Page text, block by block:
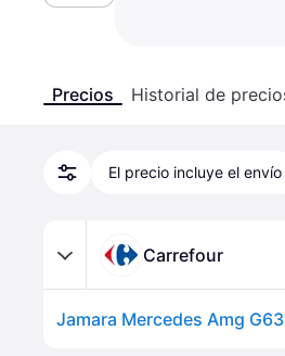
Precios Historial de
El precio incluye el envío
Carrefour